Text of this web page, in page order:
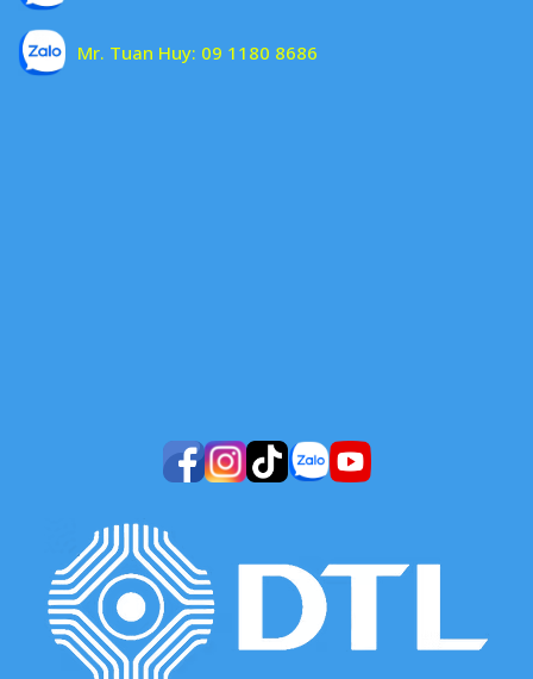
Mr. Tuan Huy: 09 1180 8686